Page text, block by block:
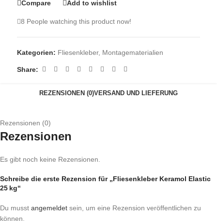
Compare Add to wishlist
8 People watching this product now!
Kategorien: Fliesenkleber, Montagematerialien
Share:
REZENSIONEN (0)VERSAND UND LIEFERUNG
Rezensionen (0)
Rezensionen
Es gibt noch keine Rezensionen.
Schreibe die erste Rezension für „Fliesenkleber Keramol Elastic
25 kg“
Du musst angemeldet sein, um eine Rezension veröffentlichen zu
können.